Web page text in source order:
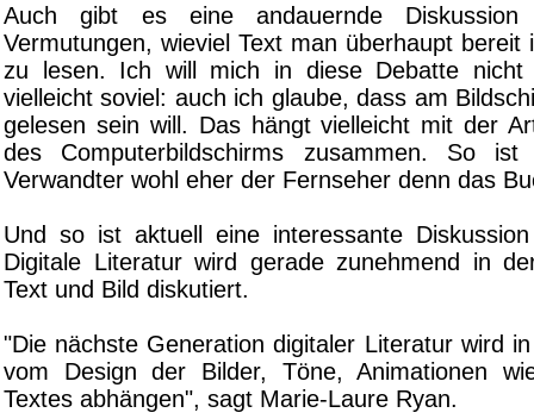
Auch gibt es eine andauernde Diskussion
Vermutungen, wieviel Text man überhaupt bereit
zu lesen. Ich will mich in diese Debatte nicht
vielleicht soviel: auch ich glaube, dass am
gelesen sein will. Das hängt vielleicht mit der
des Computerbildschirms zusammen. So ist
Verwandter wohl eher der Fernseher denn das
Und so ist aktuell eine interessante
Digitale Literatur wird gerade zunehmend in
Text und Bild diskutiert.
"Die nächste Generation digitaler Literatur wird
vom Design der Bilder, Töne, Animationen
Textes abhängen", sagt Marie-Laure Ryan.